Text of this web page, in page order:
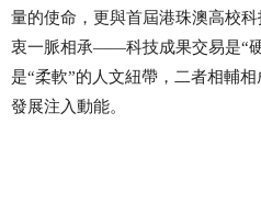
量的使命，更與首屆港珠澳高校
衷一脈相承——科技成果交易是“
是“柔軟”的人文紐帶，二者相輔
發展注入動能。